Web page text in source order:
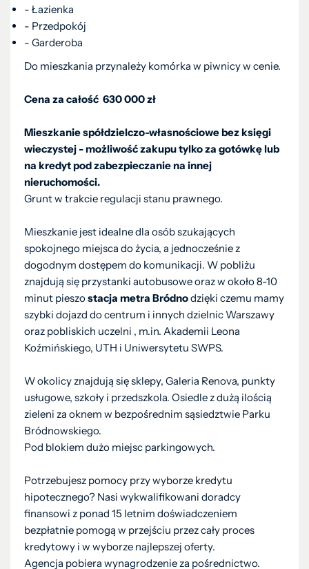
- Łazienka
- Przedpokój
- Garderoba
Do mieszkania przynależy komórka w piwnicy w cenie.
Cena za całość 630 000 zł
Mieszkanie spółdzielczo-własnościowe bez księgi
wieczystej - możliwość zakupu tylko za gotówkę lub
na kredyt pod zabezpieczanie na innej
nieruchomości.
Grunt w trakcie regulacji stanu prawnego.
Mieszkanie jest idealne dla osób szukających
spokojnego miejsca do życia, a jednocześnie z
dogodnym dostępem do komunikacji. W pobliżu
znajdują się przystanki autobusowe oraz w około 8-10
minut pieszostacja metra Bródnodzięki czemu mamy
szybki dojazd do centrum i innych dzielnic Warszawy
oraz pobliskich uczelni , m.in. Akademii Leona
Koźmińskiego, UTH i Uniwersytetu SWPS.
W okolicy znajdują się sklepy, Galeria Renova, punkty
usługowe, szkoły i przedszkola. Osiedle z dużą ilością
zieleni za oknem w bezpośrednim sąsiedztwie Parku
Bródnowskiego.
Pod blokiem dużo miejsc parkingowych.
Potrzebujesz pomocy przy wyborze kredytu
hipotecznego? Nasi wykwalifikowani doradcy
finansowi z ponad 15 letnim doświadczeniem
bezpłatnie pomogą w przejściu przez cały proces
kredytowy i w wyborze najlepszej oferty.
Agencja pobiera wynagrodzenie za pośrednictwo.